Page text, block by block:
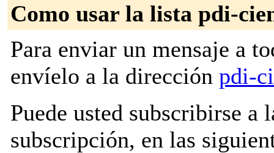
Como usar la lista pdi-
Para enviar un mensaje a
envíelo a la dirección pdi-
Puede usted subscribirse a
subscripción, en las